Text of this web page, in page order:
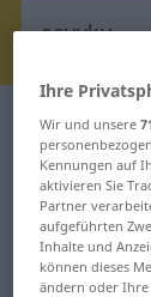
für
Ihre
Wir und unsere
Kennungen auf
aktivieren Sie
Partner
aufgeführten
Inhalte und
können dieses
ändern oder